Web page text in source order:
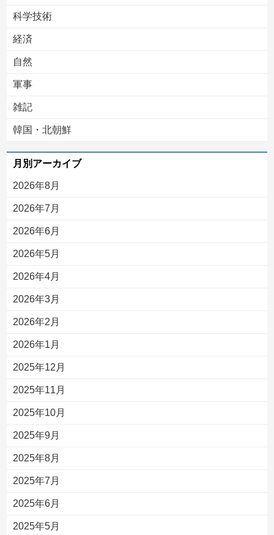
科学技術
経済
自然
軍事
雑記
韓国・北朝鮮
月別アーカイブ
2026年8月
2026年7月
2026年6月
2026年5月
2026年4月
2026年3月
2026年2月
2026年1月
2025年12月
2025年11月
2025年10月
2025年9月
2025年8月
2025年7月
2025年6月
2025年5月